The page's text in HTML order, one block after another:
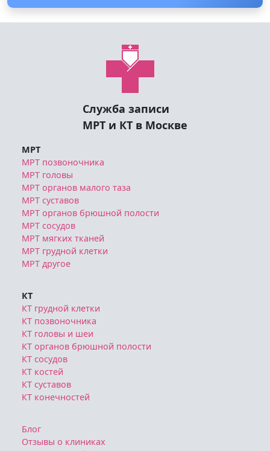
Служба записи
МРТ и КТ в Москве
МРТ
МРТ позвоночника
МРТ головы
МРТ органов малого таза
МРТ суставов
МРТ органов брюшной полости
МРТ сосудов
МРТ мягких тканей
МРТ грудной клетки
МРТ другое
КТ
КТ грудной клетки
КТ позвоночника
КТ головы и шеи
КТ органов брюшной полости
КТ сосудов
КТ костей
КТ суставов
КТ конечностей
Блог
Отзывы о клиниках